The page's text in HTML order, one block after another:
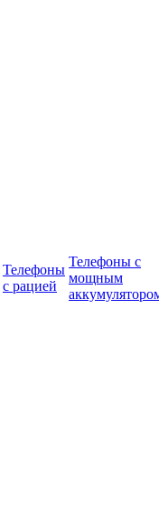
Телефоны
с рацией
Телефоны с
мощным